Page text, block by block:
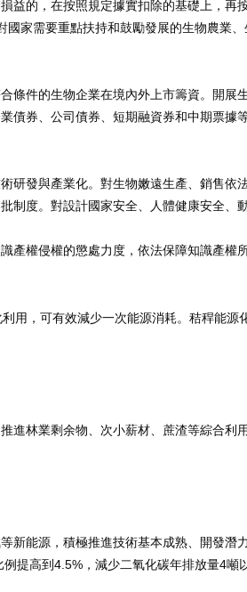
益的，在按照規定據實扣除的基礎上，再
國家需要重點扶持和鼓勵發展的生物農業
條件的生物企業在境內外上市籌資。開展
券、公司債券、短期融資券和中期票據
研發與產業化。對生物嫩遠生產、銷售
度。對設計國家安全、人體健康安全、
產權侵權的懲處力度，依法保障知識產權
用，可有效減少一次能源消耗。秸稈能源
林業剩余物、次小薪材、蔗渣等綜合利
能源，積極推進技術基本成熟、開發潛
提高到 4.5% ，減少二氧化碳年排放量4噸